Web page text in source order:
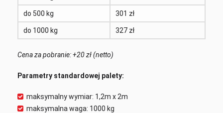
do 500 kg 301 zł
do 1000 kg 327 zł
Cena za pobranie: +20 zł (netto)
Parametry standardowej palety:
maksymalny wymiar: 1,2m x 2m
maksymalna waga: 1000 kg